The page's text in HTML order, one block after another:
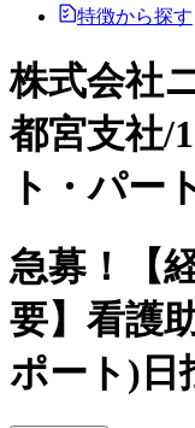
特徴から探す
株式会社
都宮支社/
ト・パー
急募！【
要】看護
ポート)日